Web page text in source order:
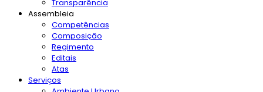
Transparência
Assembleia
Competências
Composição
Regimento
Editais
Atas
Serviços